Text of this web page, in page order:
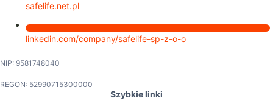
safelife.net.pl
linkedin.com/company/safelife-sp-z-o-o
NIP: 9581748040
REGON: 52990715300000
Szybkie linki